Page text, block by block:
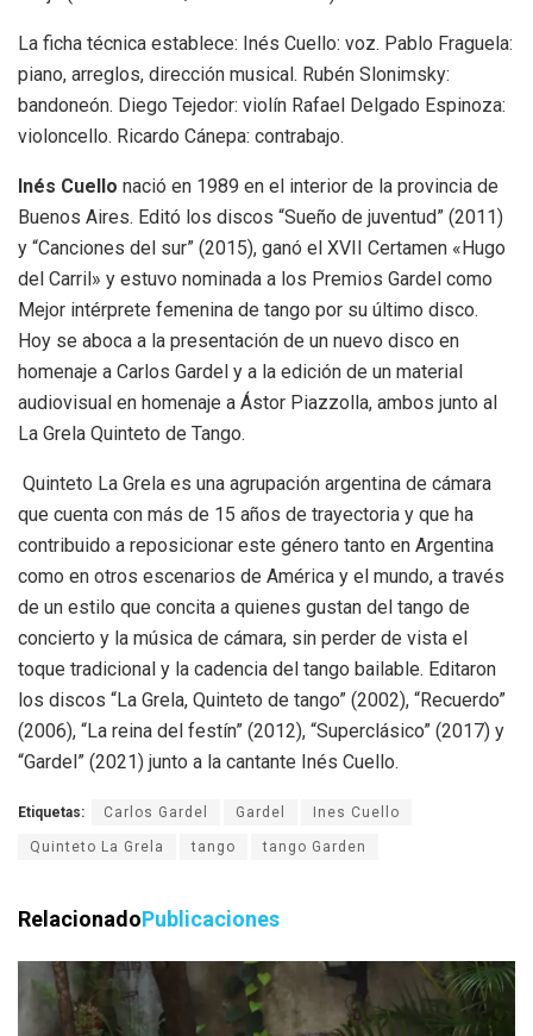
La ficha técnica establece: Inés Cuello: voz. Pablo Fraguela:
piano, arreglos, dirección musical. Rubén Slonimsky:
bandoneón. Diego Tejedor: violín Rafael Delgado Espinoza:
violoncello. Ricardo Cánepa: contrabajo.
Inés Cuello nació en 1989 en el interior de la provincia de
Buenos Aires. Editó los discos “Sueño de juventud” (2011)
y “Canciones del sur” (2015), ganó el XVII Certamen «Hugo
del Carril» y estuvo nominada a los Premios Gardel como
Mejor intérprete femenina de tango por su último disco.
Hoy se aboca a la presentación de un nuevo disco en
homenaje a Carlos Gardel y a la edición de un material
audiovisual en homenaje a Ástor Piazzolla, ambos junto al
La Grela Quinteto de Tango.
Quinteto La Grela es una agrupación argentina de cámara
que cuenta con más de 15 años de trayectoria y que ha
contribuido a reposicionar este género tanto en Argentina
como en otros escenarios de América y el mundo, a través
de un estilo que concita a quienes gustan del tango de
concierto y la música de cámara, sin perder de vista el
toque tradicional y la cadencia del tango bailable. Editaron
los discos “La Grela, Quinteto de tango” (2002), “Recuerdo”
(2006), “La reina del festín” (2012), “Superclásico” (2017) y
“Gardel” (2021) junto a la cantante Inés Cuello.
Etiquetas: Carlos Gardel Gardel Ines Cuello
Quinteto La Grela tango tango Garden
RelacionadoPublicaciones